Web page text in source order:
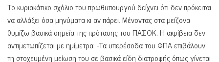
Το κυριακάτικο σχόλιο του πρωθυπουργού δείχνει ότι δεν πρόκειται
να αλλάξει όσα μηνύματα κι αν πάρει. Μένοντας στα μείζονα
θυμίζω βασικά σημεία της πρότασης του ΠΑΣΟΚ. Η ακρίβεια δεν
αντιμετωπίζεται με ημίμετρα. -Τα υπερέσοδα του ΦΠΑ επιβάλουν
τη στοχευμένη μείωση του σε βασικά είδη διατροφής όπως γίνεται